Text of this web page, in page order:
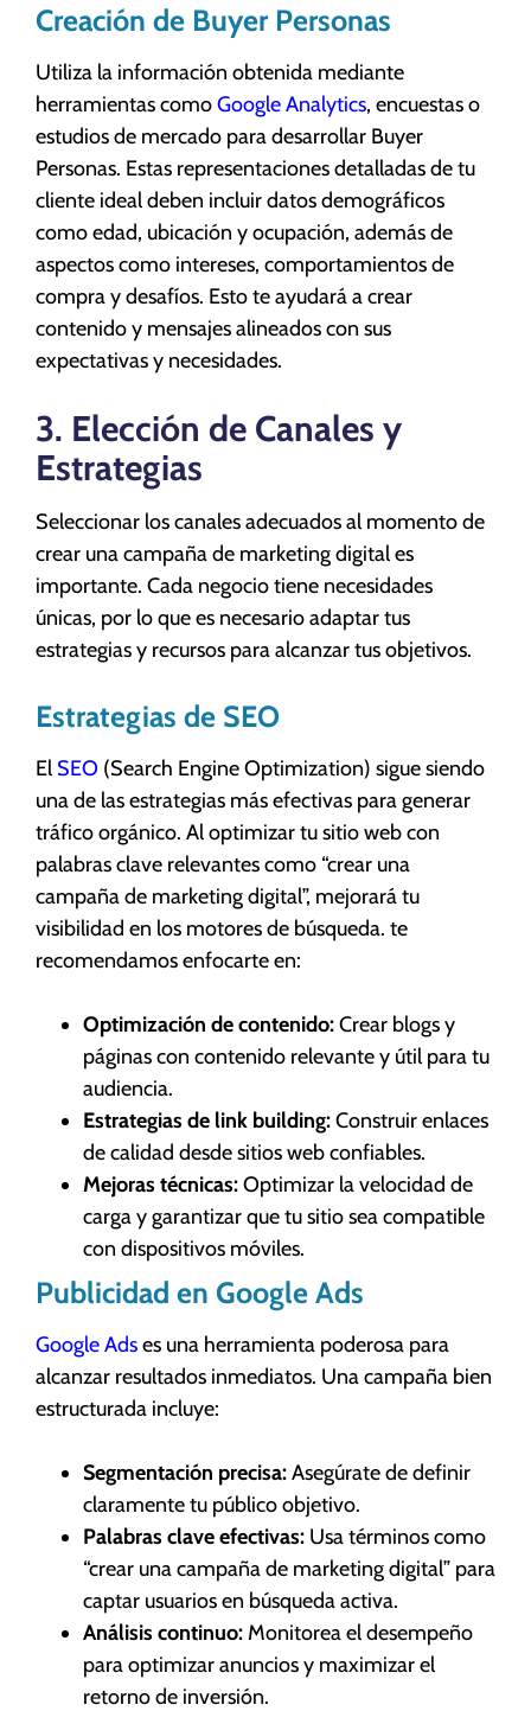
Creación de Buyer Personas
Utiliza la información obtenida mediante
herramientas comoGoogle Analytics, encuestas o
estudios de mercado para desarrollar Buyer
Personas. Estas representaciones detalladas de tu
cliente ideal deben incluir datos demográficos
como edad, ubicación y ocupación, además de
aspectos como intereses, comportamientos de
compra y desafíos. Esto te ayudará a crear
contenido y mensajes alineados con sus
expectativas y necesidades.
3. Elección de Canales y
Estrategias
Seleccionar los canales adecuados al momento de
crear una campaña de marketing digital es
importante. Cada negocio tiene necesidades
únicas, por lo que es necesario adaptar tus
estrategias y recursos para alcanzar tus objetivos.
Estrategias de SEO
El SEO (Search Engine Optimization) sigue siendo
una de las estrategias más efectivas para generar
tráfico orgánico. Al optimizar tu sitio web con
palabras clave relevantes como “crear una
campaña de marketing digital”, mejorará tu
visibilidad en los motores de búsqueda. te
recomendamos enfocarte en:
Optimización de contenido:Crear blogs y
páginas con contenido relevante y útil para tu
audiencia.
Estrategias de link building:Construir enlaces
de calidad desde sitios web confiables.
Mejoras técnicas:Optimizar la velocidad de
carga y garantizar que tu sitio sea compatible
con dispositivos móviles.
Publicidad en Google Ads
Google Adses una herramienta poderosa para
alcanzar resultados inmediatos. Una campaña bien
estructurada incluye:
Segmentación precisa:Asegúrate de definir
claramente tu público objetivo.
Palabras clave efectivas: Usa términos como
“crear una campaña de marketing digital” para
captar usuarios en búsqueda activa.
Análisis continuo: Monitorea el desempeño
para optimizar anuncios y maximizar el
retorno de inversión.